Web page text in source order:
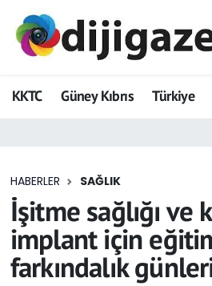
KKTC Güney Kıbrıs Türkiye
HABERLER SAĞLIK
İşitme sağlığı ve
implant için
farkındalık
ADVERTORIAL
Dijigazete
Eğitim
Ekonomi
Foto Galeri
Hava Durumu
Trafik Durumu
Tüm Manşetler
Son Dakika Haberleri
Haber Arşivi